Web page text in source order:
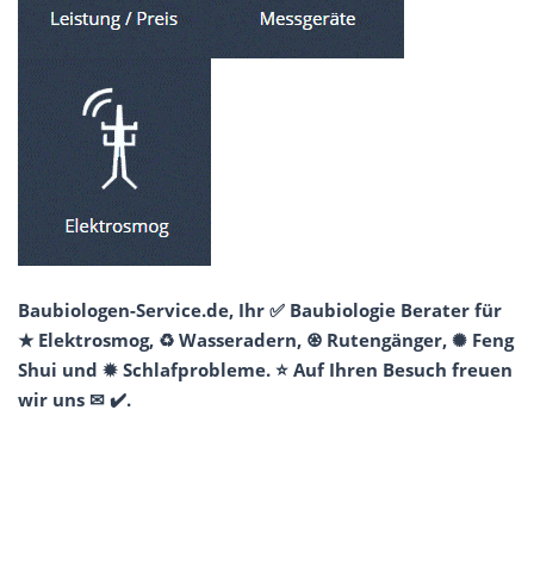
Baubiologen-Service.de, Ihr ✅ Baubiologie Berater für
★ Elektrosmog, ♻ Wasseradern, ♼ Rutengänger, ✺ Feng
Shui und ✹ Schlafprobleme. ⭐ Auf Ihren Besuch freuen
wir uns ✉ ✔️.